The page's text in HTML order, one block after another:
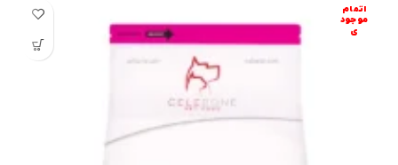
اتمام
موجود
ی